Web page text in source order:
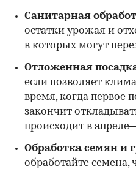
Санитарная
остатки урожая и
в которых могут
Отложенная
если позволяет
время, когда первое
закончит
происходит в
Обработка семян и
обработайте семена,